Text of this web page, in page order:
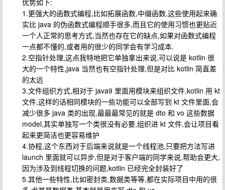
优势如下:
1.更强大的函数式编程,比如拓展函数,中缀函数,这些使用起来确
实比 java 的伪函数式编程顺手很多,而且它的使用习惯也更贴近
一个人正常的思考方式,当然也存在它的缺点,如果对函数式编程
一点都不懂的,或者用的很少的同学会有学习成本.
2.空指针处理,这点我特地把它单独拿出来说,可以说是 kotlin 很
大的一个特性,java 当然也有空指针处理,但是对比 kotlin 简直差
的太远
3.文件组织方式,相对于 java9 里面用模块来组织文件,kotlin 用 kt
文件,这样的话相同模块的一些功能可以全部写到 kt 文件里面,会
减少很多 java 类的出现,最最最常见的就是 dto 和 vo 这些数据
model,其实单独写一个类很没有必要,组织进 kt 文件,会让项目看
起来更简洁也更容易维护
4.协程,这个东西对于后端来说就是一个线程池,只要把方法写进
launch 里面就可以异步,但是对于客户端的同学来说,帮助会更大,
因为涉及到线程切换的问题,kotlin 已经完全封装好了
5.其他一些特性,比如密封类,数据类等等,都在实际项目中用的很